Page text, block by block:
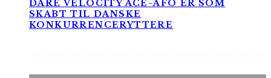
DARE VELOCITY ACE-AFO ER SOM
SKABT TIL DANSKE
KONKURRENCERYTTERE